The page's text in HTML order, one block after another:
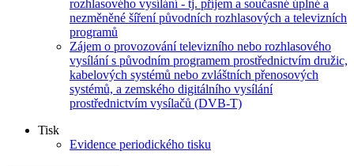
rozhlasového vysílání - tj. příjem a současné úplné a
nezměněné šíření původních rozhlasových a televizních
programů
Zájem o provozování televizního nebo rozhlasového
vysílání s původním programem prostřednictvím družic,
kabelových systémů nebo zvláštních přenosových
systémů, a zemského digitálního vysílání
prostřednictvím vysílačů (DVB-T)
Tisk
Evidence periodického tisku